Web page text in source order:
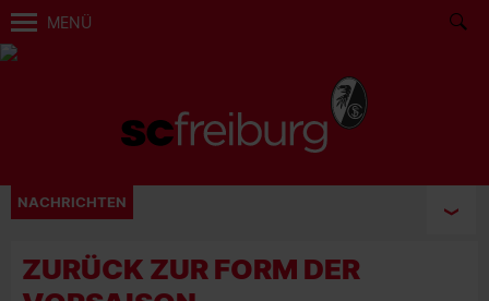
MENÜ
NACHRICHTEN
ZURÜCK ZUR FORM DER